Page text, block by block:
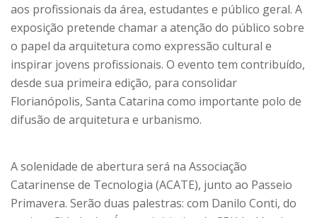
aos profissionais da área, estudantes e público geral. A
exposição pretende chamar a atenção do público sobre
o papel da arquitetura como expressão cultural e
inspirar jovens profissionais. O evento tem contribuído,
desde sua primeira edição, para consolidar
Florianópolis, Santa Catarina como importante polo de
difusão de arquitetura e urbanismo.
A solenidade de abertura será na Associação
Catarinense de Tecnologia (ACATE), junto ao Passeio
Primavera. Serão duas palestras: com Danilo Conti, do